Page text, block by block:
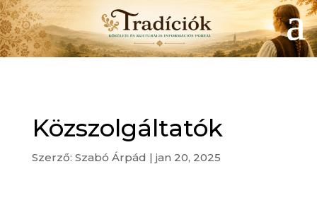
Közszolgáltatók
Szerző: Szabó Árpád | jan 20, 2025